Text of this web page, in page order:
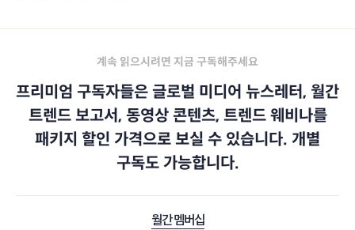
계속 읽으시려면 지금 구독해주세요
프리미엄 구독자들은 글로벌 미디어 뉴스레터, 월간
트렌드 보고서, 동영상 콘텐츠, 트렌드 웨비나를
패키지 할인 가격으로 보실 수 있습니다. 개별
구독도 가능합니다.
월간 멤버십